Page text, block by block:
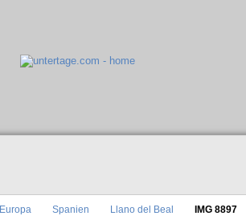
Europa Spanien Llano del Beal IMG 8897